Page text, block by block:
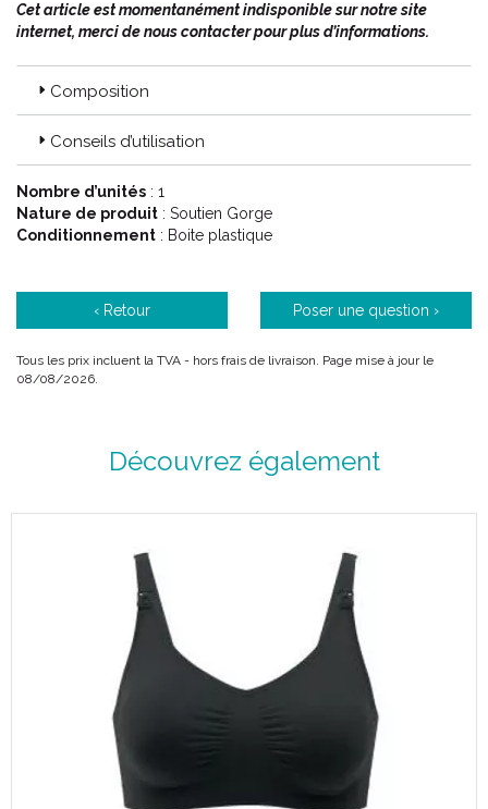
soutien
Bonnets dégrafables amovibles d'une seule main pour un
assurent un soutien plus efficace
Cet article est momentanément indisponible sur notre site
internet, merci de nous contacter pour plus d’informations.
Composition
Conseils d’utilisation
Nombre d’unités : 1
Nature de produit : Soutien Gorge
Conditionnement : Boite plastique
‹ Retour Poser une question ›
Tous les prix incluent la TVA - hors frais de livraison. Page mise à jour le
08/08/2026.
Découvrez également